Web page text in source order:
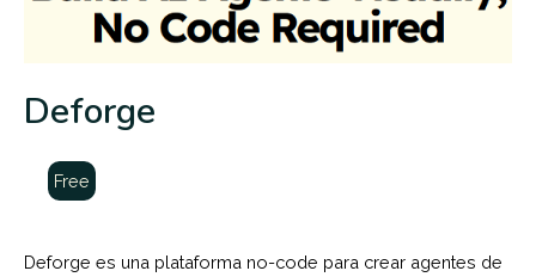
Deforge
Free
Deforge es una plataforma no-code para crear agentes de